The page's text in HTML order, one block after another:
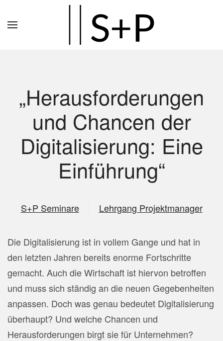
„Herausforderungen
und Chancen der
Digitalisierung: Eine
Einführung“
S+P Seminare Lehrgang Projektmanager
Die Digitalisierung ist in vollem Gange und hat in
den letzten Jahren bereits enorme Fortschritte
gemacht. Auch die Wirtschaft ist hiervon betroffen
und muss sich ständig an die neuen Gegebenheiten
anpassen. Doch was genau bedeutet Digitalisierung
überhaupt? Und welche Chancen und
Herausforderungen birgt sie für Unternehmen?